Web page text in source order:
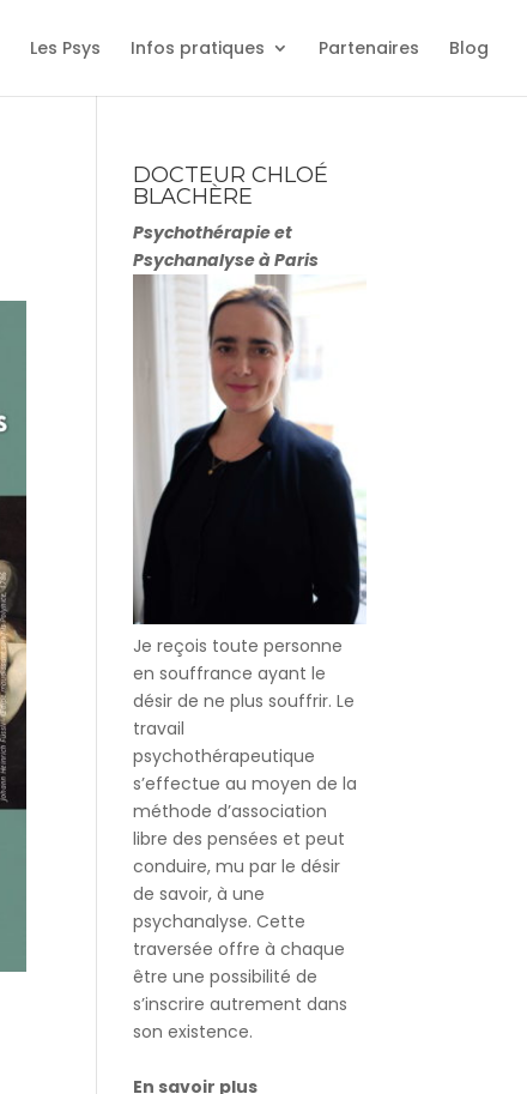
Les Psys Infos pratiques Partenaires Blog
DOCTEUR CHLOÉ
BLACHÈRE
Psychothérapie et
Psychanalyse à Paris
Je reçois toute personne
en souffrance ayant le
désir de ne plus souffrir. Le
travail
psychothérapeutique
s’effectue au moyen de la
méthode d’association
libre des pensées et peut
conduire, mu par le désir
de savoir, à une
psychanalyse. Cette
traversée offre à chaque
être une possibilité de
s’inscrire autrement dans
son existence.
En savoir plus